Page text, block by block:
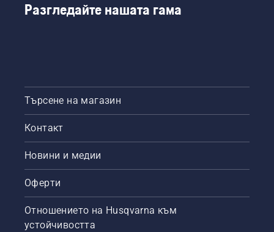
Разгледайте нашата гама
Търсене на магазин
Контакт
Новини и медии
Оферти
Отношението на Husqvarna към
устойчивостта